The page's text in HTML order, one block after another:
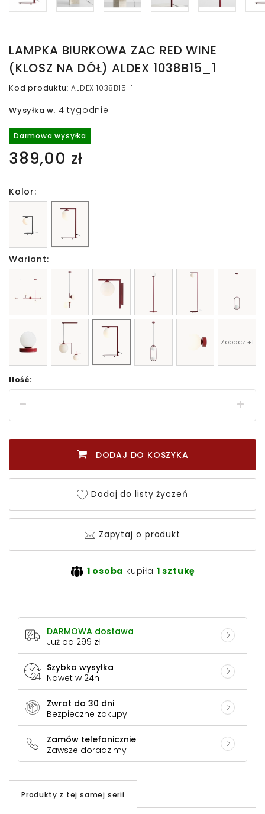
LAMPKA BIURKOWA ZAC RED WINE
(KLOSZ NA DÓŁ) ALDEX 1038B15_1
Kod produktu:ALDEX 1038B15_1
Wysyłka w: 4 tygodnie
Darmowa wysyłka
389,00 zł
Kolor:
Wariant:
Zobacz +1
Ilość:
DODAJ DO KOSZYKA
Dodaj do listy życzeń
Zapytaj o produkt
1 osoba kupiła 1 sztukę
DARMOWA dostawa
Już od 299 zł
Szybka wysyłka
Nawet w 24h
Zwrot do 30 dni
Bezpieczne zakupy
Zamów telefonicznie
Zawsze doradzimy
Produkty z tej samej serii